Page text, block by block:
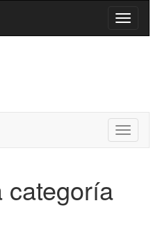
Toggle
categoría